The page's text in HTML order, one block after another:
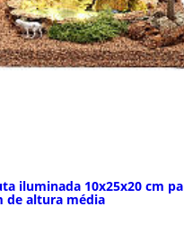
iluminada 10x25x20 cm
de altura média